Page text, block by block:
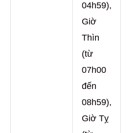
04h59),
Giờ
Thìn
(từ
07h00
đến
08h59),
Giờ Tỵ